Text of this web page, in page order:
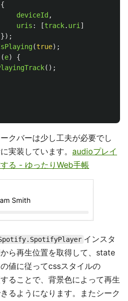
{
deviceId ,
uris : [track. uri ]
});
(true);
(e)
{
();
クバーは少し工夫が必要でし
実装しています。 audioプレイ
る - ゆったりWeb手帳
インスタ
から再生位置を取得して、state
値に従ってcssスタイルの
ることで、背景色によって再生
るようになります。またシーク